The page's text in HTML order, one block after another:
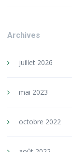
Archives
juillet 2026
mai 2023
octobre 2022